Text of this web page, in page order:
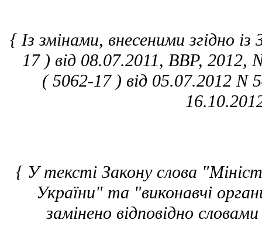
{ Із змінами, внесеними згідно
17 ) від 08.07.2011, ВВР, 2012,
( 5062-17 ) від 05.07.2012 N
{ У тексті Закону слова
України" та "виконавчі
замінено відповідно